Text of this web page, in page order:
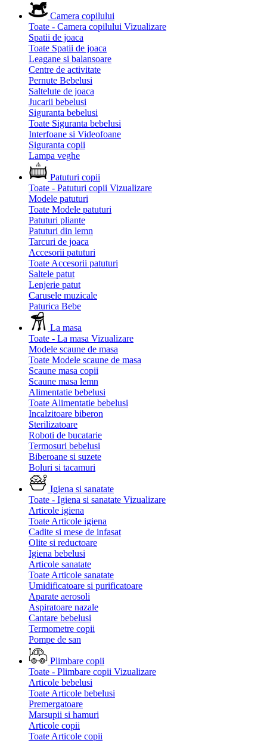
Camera copilului
Toate - Camera copilului Vizualizare
Spatii de joaca
Toate Spatii de joaca
Leagane si balansoare
Centre de activitate
Pernute Bebelusi
Saltelute de joaca
Jucarii bebelusi
Siguranta bebelusi
Toate Siguranta bebelusi
Interfoane si Videofoane
Siguranta copii
Lampa veghe
Patuturi copii
Toate - Patuturi copii Vizualizare
Modele patuturi
Toate Modele patuturi
Patuturi pliante
Patuturi din lemn
Tarcuri de joaca
Accesorii patuturi
Toate Accesorii patuturi
Saltele patut
Lenjerie patut
Carusele muzicale
Paturica Bebe
La masa
Toate - La masa Vizualizare
Modele scaune de masa
Toate Modele scaune de masa
Scaune masa copii
Scaune masa lemn
Alimentatie bebelusi
Toate Alimentatie bebelusi
Incalzitoare biberon
Sterilizatoare
Roboti de bucatarie
Termosuri bebelusi
Biberoane si suzete
Boluri si tacamuri
Igiena si sanatate
Toate - Igiena si sanatate Vizualizare
Articole igiena
Toate Articole igiena
Cadite si mese de infasat
Olite si reductoare
Igiena bebelusi
Articole sanatate
Toate Articole sanatate
Umidificatoare si purificatoare
Aparate aerosoli
Aspiratoare nazale
Cantare bebelusi
Termometre copii
Pompe de san
Plimbare copii
Toate - Plimbare copii Vizualizare
Articole bebelusi
Toate Articole bebelusi
Premergatoare
Marsupii si hamuri
Articole copii
Toate Articole copii